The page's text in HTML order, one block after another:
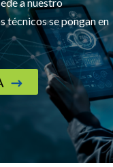
técnicos se pongan en
$